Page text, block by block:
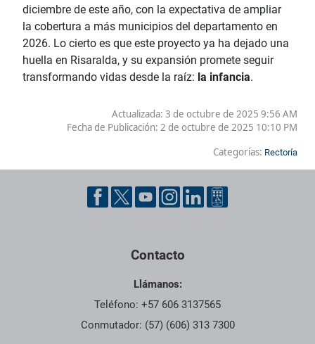
diciembre de este año, con la expectativa de ampliar
la cobertura a más municipios del departamento en
2026. Lo cierto es que este proyecto ya ha dejado una
huella en Risaralda, y su expansión promete seguir
transformando vidas desde la raíz: la infancia.
Actualizada: 3 de octubre de 2025 9:56 AM
Fecha de Publicación: 2 de octubre de 2025 10:10 PM
Categorías: Rectoría
Contacto
Llámanos:
Teléfono: +57 606 3137565
Conmutador: (57) (606) 313 7300